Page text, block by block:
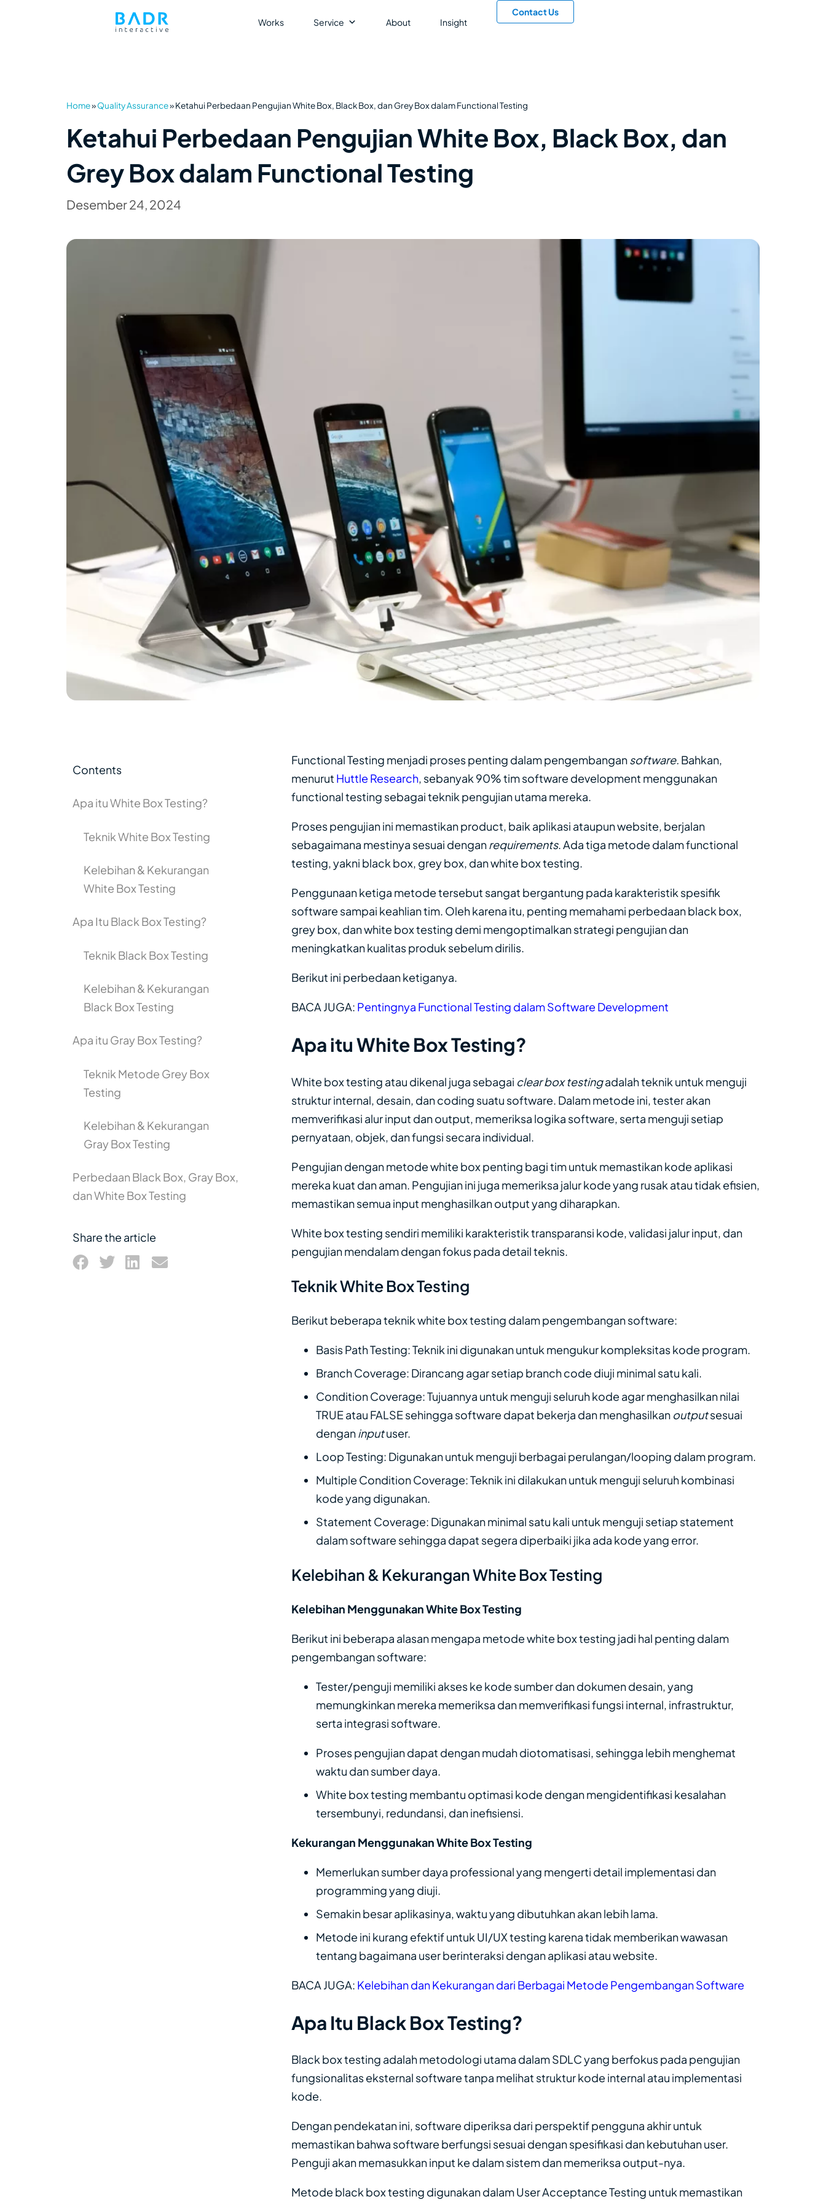
Works Service About Insight
Contact Us
Home»Quality Assurance»Ketahui Perbedaan Pengujian White Box, Black Box, dan Grey Box dalam Functional Testing
Ketahui Perbedaan Pengujian White Box, Black Box, dan
Grey Box dalam Functional Testing
Desember 24, 2024
Contents
Apa itu White Box Testing?
Teknik White Box Testing
Kelebihan & Kekurangan
White Box Testing
Apa Itu Black Box Testing?
Teknik Black Box Testing
Kelebihan & Kekurangan
Black Box Testing
Apa itu Gray Box Testing?
Teknik Metode Grey Box
Testing
Kelebihan & Kekurangan
Gray Box Testing
Perbedaan Black Box, Gray Box,
dan White Box Testing
Share the article
Functional Testing menjadi proses penting dalam pengembangansoftware. Bahkan,
menurut Huttle Research, sebanyak 90% tim software development menggunakan
functional testing sebagai teknik pengujian utama mereka.
Proses pengujian ini memastikan product, baik aplikasi ataupun website, berjalan
sebagaimana mestinya sesuai denganrequirements. Ada tiga metode dalam functional
testing, yakni black box, grey box, dan white box testing.
Penggunaan ketiga metode tersebut sangat bergantung pada karakteristik spesifik
software sampai keahlian tim. Oleh karena itu, penting memahami perbedaan black box,
grey box, dan white box testing demi mengoptimalkan strategi pengujian dan
meningkatkan kualitas produk sebelum dirilis.
Berikut ini perbedaan ketiganya.
BACA JUGA: Pentingnya Functional Testing dalam Software Development
Apa itu White Box Testing?
White box testing atau dikenal juga sebagai clear box testingadalah teknik untuk menguji
struktur internal, desain, dan coding suatu software. Dalam metode ini, tester akan
memverifikasi alur input dan output, memeriksa logika software, serta menguji setiap
pernyataan, objek, dan fungsi secara individual.
Pengujian dengan metode white box penting bagi tim untuk memastikan kode aplikasi
mereka kuat dan aman. Pengujian ini juga memeriksa jalur kode yang rusak atau tidak efisien,
memastikan semua input menghasilkan output yang diharapkan.
White box testing sendiri memiliki karakteristik transparansi kode, validasi jalur input, dan
pengujian mendalam dengan fokus pada detail teknis.
Teknik White Box Testing
Berikut beberapa teknik white box testing dalam pengembangan software:
Basis Path Testing: Teknik ini digunakan untuk mengukur kompleksitas kode program.
Branch Coverage: Dirancang agar setiap branch code diuji minimal satu kali.
Condition Coverage: Tujuannya untuk menguji seluruh kode agar menghasilkan nilai
TRUE atau FALSE sehingga software dapat bekerja dan menghasilkan outputsesuai
denganinputuser.
Loop Testing: Digunakan untuk menguji berbagai perulangan/looping dalam program.
Multiple Condition Coverage: Teknik ini dilakukan untuk menguji seluruh kombinasi
kode yang digunakan.
Statement Coverage: Digunakan minimal satu kali untuk menguji setiap statement
dalam software sehingga dapat segera diperbaiki jika ada kode yang error.
Kelebihan & Kekurangan White Box Testing
Kelebihan Menggunakan White Box Testing
Berikut ini beberapa alasan mengapa metode white box testing jadi hal penting dalam
pengembangan software:
Tester/penguji memiliki akses ke kode sumber dan dokumen desain, yang
memungkinkan mereka memeriksa dan memverifikasi fungsi internal, infrastruktur,
serta integrasi software.
Proses pengujian dapat dengan mudah diotomatisasi, sehingga lebih menghemat
waktu dan sumber daya.
White box testing membantu optimasi kode dengan mengidentifikasi kesalahan
tersembunyi, redundansi, dan inefisiensi.
Kekurangan Menggunakan White Box Testing
Memerlukan sumber daya professional yang mengerti detail implementasi dan
programming yang diuji.
Semakin besar aplikasinya, waktu yang dibutuhkan akan lebih lama.
Metode ini kurang efektif untuk UI/UX testing karena tidak memberikan wawasan
tentang bagaimana user berinteraksi dengan aplikasi atau website.
BACA JUGA: Kelebihan dan Kekurangan dari Berbagai Metode Pengembangan Software
Apa Itu Black Box Testing?
Black box testing adalah metodologi utama dalam SDLC yang berfokus pada pengujian
fungsionalitas eksternal software tanpa melihat struktur kode internal atau implementasi
kode.
Dengan pendekatan ini, software diperiksa dari perspektif pengguna akhir untuk
memastikan bahwa software berfungsi sesuai dengan spesifikasi dan kebutuhan user.
Penguji akan memasukkan input ke dalam sistem dan memeriksa output-nya.
Metode black box testing digunakan dalam User Acceptance Testing untuk memastikan